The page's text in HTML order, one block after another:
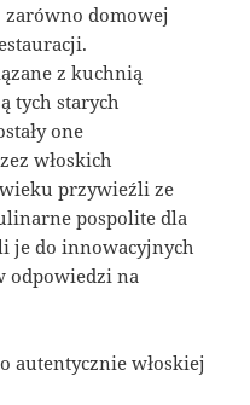
zarówno domowej
z kuchnią
tych starych
one
włoskich
przywieźli ze
pospolite dla
je do innowacyjnych
odpowiedzi na
autentycznie włoskiej